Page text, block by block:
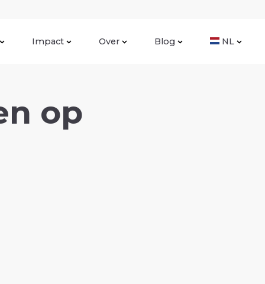
Impact Over Blog NL
op